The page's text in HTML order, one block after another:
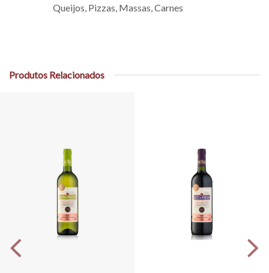
Queijos, Pizzas, Massas, Carnes
Produtos Relacionados